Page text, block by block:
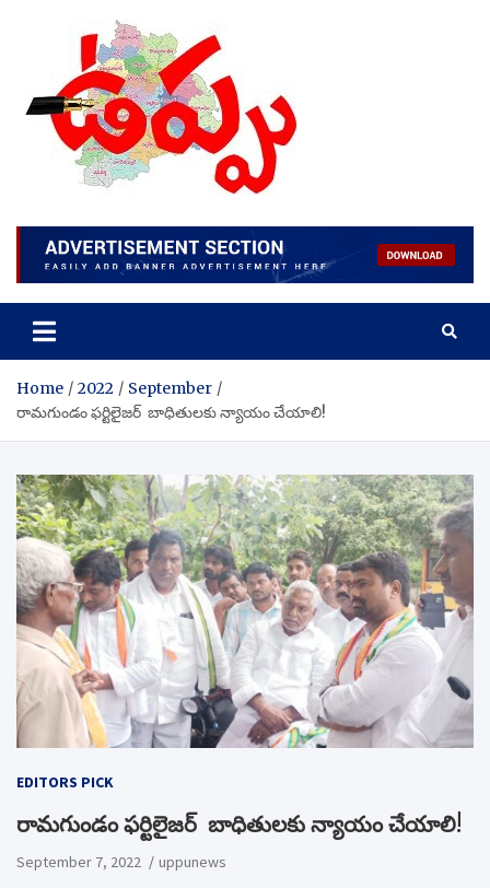
Home 2022
September
రామగుండం ఫర్టిలైజర్ బాధితులకు న్యాయం చేయాలి!
EDITORS PICK
రామగుండం ఫర్టిలైజర్ బాధితులకు న్యాయం చేయాలి!
September 7, 2022 uppunews